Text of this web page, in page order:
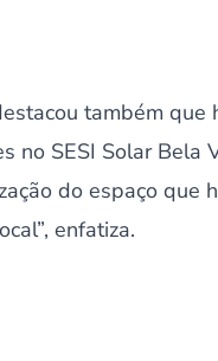
também
no SESI Solar
do espaço
enfatiza.